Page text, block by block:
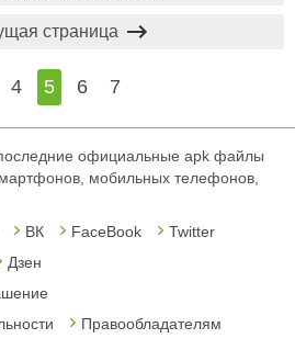
4 5 6 7
страница
официальные apk файлы
мобильных телефонов,
ВК FaceBook
Twitter
Дзен
Правообладателям